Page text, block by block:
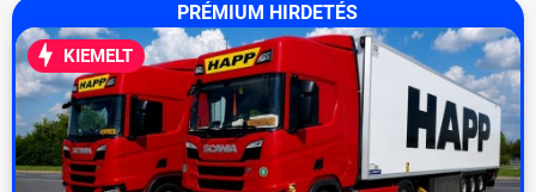
PRÉMIUM HIRDETÉS
KIEMELT